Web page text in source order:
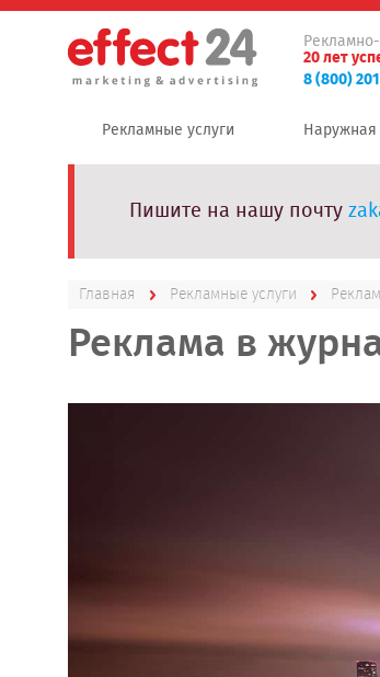
20 лет
8 (800)
Рекламные услуги
Пишите на нашу почту
Главная Рекламные услуги
Реклама в